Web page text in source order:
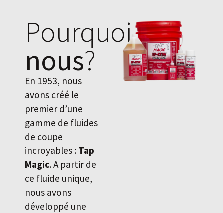
Pourquoi
nous?
En 1953, nous
avons créé le
premier d’une
gamme de fluides
de coupe
incroyables : Tap
Magic. A partir de
ce fluide unique,
nous avons
développé une